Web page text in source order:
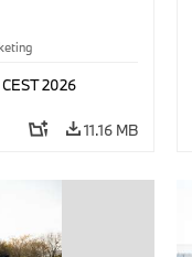
2026
11.16 MB